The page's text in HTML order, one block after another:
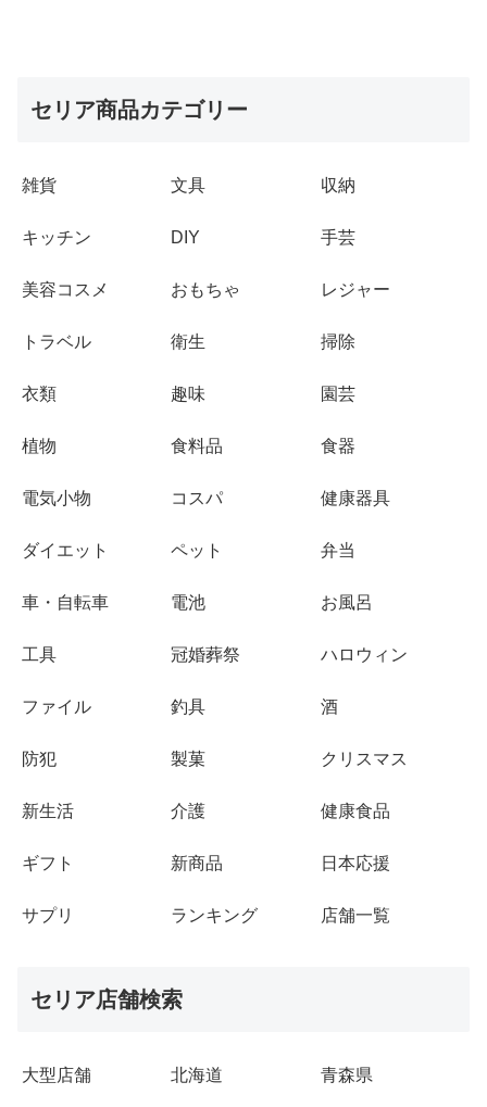
セリア商品カテゴリー
雑貨 文具 収納
キッチン DIY 手芸
美容コスメ おもちゃ レジャー
トラベル 衛生 掃除
衣類 趣味 園芸
植物 食料品 食器
電気小物 コスパ 健康器具
ダイエット ペット 弁当
車・自転車 電池 お風呂
工具 冠婚葬祭 ハロウィン
ファイル 釣具 酒
防犯 製菓 クリスマス
新生活 介護 健康食品
ギフト 新商品 日本応援
サプリ ランキング 店舗一覧
セリア店舗検索
大型店舗 北海道 青森県